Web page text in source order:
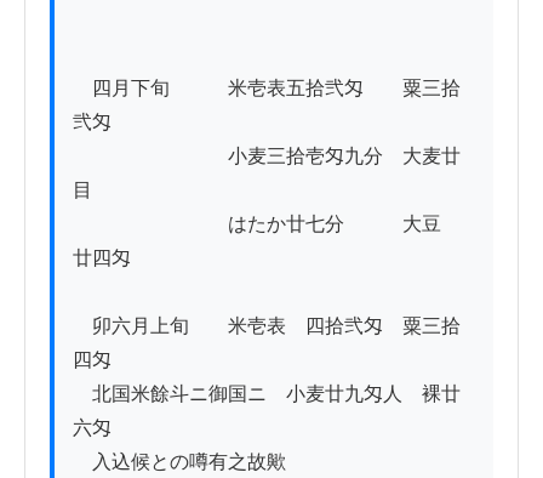
四月下旬　　　米壱表五拾弐匁　　粟三拾
弐匁
小麦三拾壱匁九分　大麦廿
目
はたか廿七分　　　大豆
廿四匁
卯六月上旬　　米壱表　四拾弐匁　粟三拾
四匁
北国米餘斗ニ御国ニ　小麦廿九匁人　裸廿
六匁
入込候との噂有之故歟